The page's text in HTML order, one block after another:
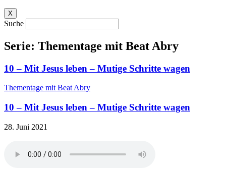
X
Suche
Serie: Thementage mit Beat Abry
10 – Mit Jesus leben – Mutige Schritte wagen
Thementage mit Beat Abry
10 – Mit Jesus leben – Mutige Schritte wagen
28. Juni 2021